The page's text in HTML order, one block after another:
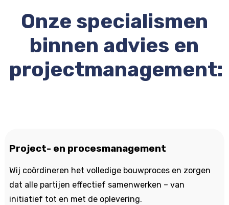
Onze specialismen
binnen advies en
projectmanagement:
Project- en procesmanagement
Wij coördineren het volledige bouwproces en zorgen
dat alle partijen effectief samenwerken – van
initiatief tot en met de oplevering.